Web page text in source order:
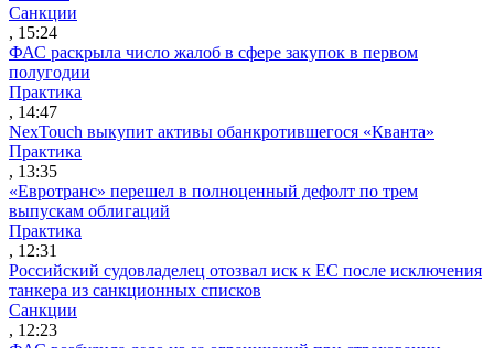
Санкции
, 15:24
ФАС раскрыла число жалоб в сфере закупок в первом
полугодии
Практика
, 14:47
NexTouch выкупит активы обанкротившегося «Кванта»
Практика
, 13:35
«Евротранс» перешел в полноценный дефолт по трем
выпускам облигаций
Практика
, 12:31
Российский судовладелец отозвал иск к ЕС после исключения
танкера из санкционных списков
Санкции
, 12:23